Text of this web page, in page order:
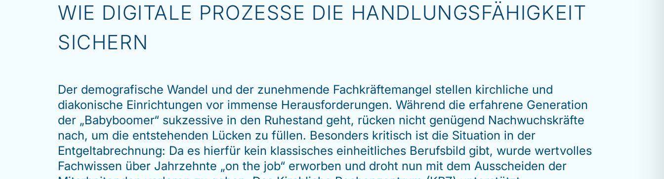
WIE DIGITALE PROZESSE DIE HANDLUNGSFÄHIGKEIT
SICHERN
Der demografische Wandel und der zunehmende Fachkräftemangel stellen kirchliche und
diakonische Einrichtungen vor immense Herausforderungen. Während die erfahrene Generation
der „Babyboomer“ sukzessive in den Ruhestand geht, rücken nicht genügend Nachwuchskräfte
nach, um die entstehenden Lücken zu füllen. Besonders kritisch ist die Situation in der
Entgeltabrechnung: Da es hierfür kein klassisches einheitliches Berufsbild gibt, wurde wertvolles
Fachwissen über Jahrzehnte „on the job“ erworben und droht nun mit dem Ausscheiden der